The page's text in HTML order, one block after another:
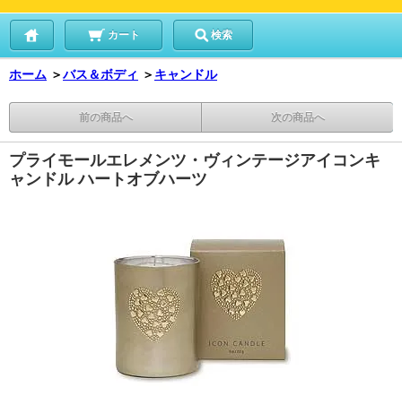
カート 検索
ホーム ＞バス＆ボディ ＞ キャンドル
前の商品へ 次の商品へ
プライモールエレメンツ・ヴィンテージアイコンキ
ャンドル ハートオブハーツ